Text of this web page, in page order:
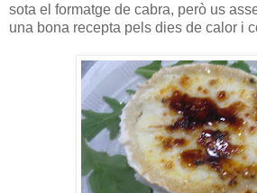
sota el formatge de cabra, però us
una bona recepta pels dies de calor i